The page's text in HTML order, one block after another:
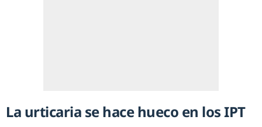
La urticaria se hace hueco en los IPT